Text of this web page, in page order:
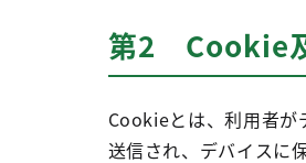
第2 Cookie
Cookieとは、利用者が
送信され、デバイスに